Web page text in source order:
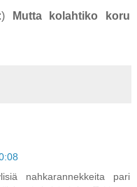
Mutta kolahtiko koru
nahkarannekkeita pari